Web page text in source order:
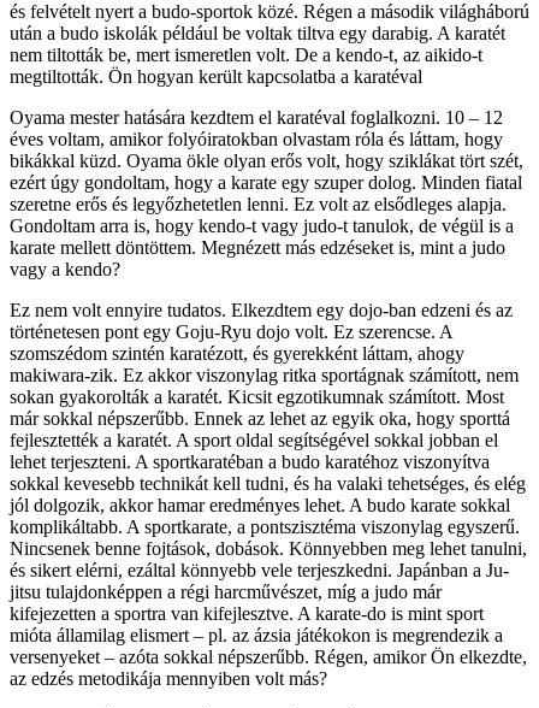
és felvételt nyert a budo-sportok közé. Régen a második világháború
után a budo iskolák például be voltak tiltva egy darabig. A karatét
nem tiltották be, mert ismeretlen volt. De a kendo-t, az aikido-t
megtiltották. Ön hogyan került kapcsolatba a karatéval
Oyama mester hatására kezdtem el karatéval foglalkozni. 10 – 12
éves voltam, amikor folyóiratokban olvastam róla és láttam, hogy
bikákkal küzd. Oyama ökle olyan erős volt, hogy sziklákat tört szét,
ezért úgy gondoltam, hogy a karate egy szuper dolog. Minden fiatal
szeretne erős és legyőzhetetlen lenni. Ez volt az elsődleges alapja.
Gondoltam arra is, hogy kendo-t vagy judo-t tanulok, de végül is a
karate mellett döntöttem. Megnézett más edzéseket is, mint a judo
vagy a kendo?
Ez nem volt ennyire tudatos. Elkezdtem egy dojo-ban edzeni és az
történetesen pont egy Goju-Ryu dojo volt. Ez szerencse. A
szomszédom szintén karatézott, és gyerekként láttam, ahogy
makiwara-zik. Ez akkor viszonylag ritka sportágnak számított, nem
sokan gyakorolták a karatét. Kicsit egzotikumnak számított. Most
már sokkal népszerűbb. Ennek az lehet az egyik oka, hogy sporttá
fejlesztették a karatét. A sport oldal segítségével sokkal jobban el
lehet terjeszteni. A sportkaratéban a budo karatéhoz viszonyítva
sokkal kevesebb technikát kell tudni, és ha valaki tehetséges, és elég
jól dolgozik, akkor hamar eredményes lehet. A budo karate sokkal
komplikáltabb. A sportkarate, a pontszisztéma viszonylag egyszerű.
Nincsenek benne fojtások, dobások. Könnyebben meg lehet tanulni,
és sikert elérni, ezáltal könnyebb vele terjeszkedni. Japánban a Ju-
jitsu tulajdonképpen a régi harcművészet, míg a judo már
kifejezetten a sportra van kifejlesztve. A karate-do is mint sport
mióta államilag elismert – pl. az ázsia játékokon is megrendezik a
versenyeket – azóta sokkal népszerűbb. Régen, amikor Ön elkezdte,
az edzés metodikája mennyiben volt más?